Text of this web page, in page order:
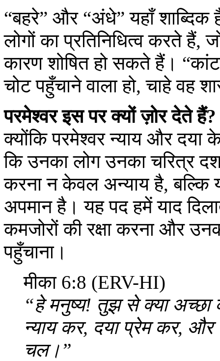
“बहरे” और “अंधे” यहाँ शाब्दिक
लोगों का प्रतिनिधित्व करते
कारण शोषित हो सकते हैं।
चोट पहुँचाने वाला हो, चाहे वह
परमेश्वर इस पर क्यों ज़ोर देते हैं?
क्योंकि परमेश्वर न्याय और दया
कि उनका लोग उनका चरित्र
करना न केवल अन्याय है, बल्कि
अपमान है। यह पद हमें याद
कमजोरों की रक्षा करना और
पहुँचाना।
मीका 6:8 (ERV-HI)
“हे मनुष्य! तुझ से क्या अच्छा
न्याय कर, दया प्रेम कर,
चल।”